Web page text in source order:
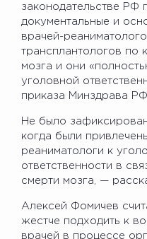
законодательстве РФ
документальные и
врачей-
трансплантологов по
мозга и они
уголовной
приказа Минздрава
Не было
когда были
реаниматологи к
ответственности в
смерти мозга, —
Алексей Фомичев
жестче подходить к
врачей в процессе